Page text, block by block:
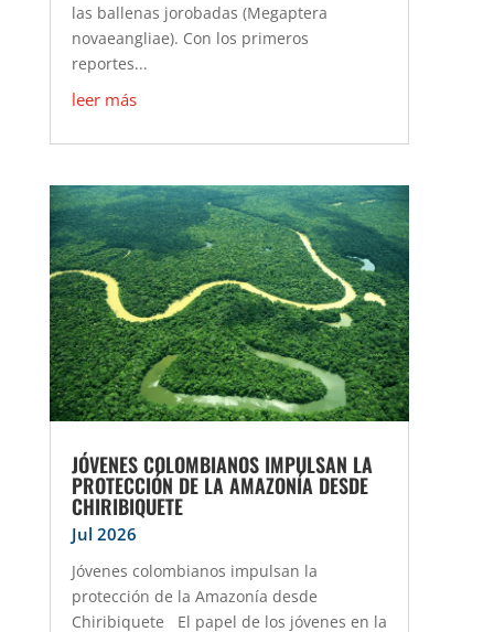
las ballenas jorobadas (Megaptera
novaeangliae). Con los primeros
reportes...
leer más
JÓVENES COLOMBIANOS IMPULSAN LA
PROTECCIÓN DE LA AMAZONÍA DESDE
CHIRIBIQUETE
Jul 2026
Jóvenes colombianos impulsan la
protección de la Amazonía desde
Chiribiquete El papel de los jóvenes en la